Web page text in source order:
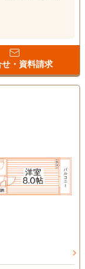
せ・資料請求